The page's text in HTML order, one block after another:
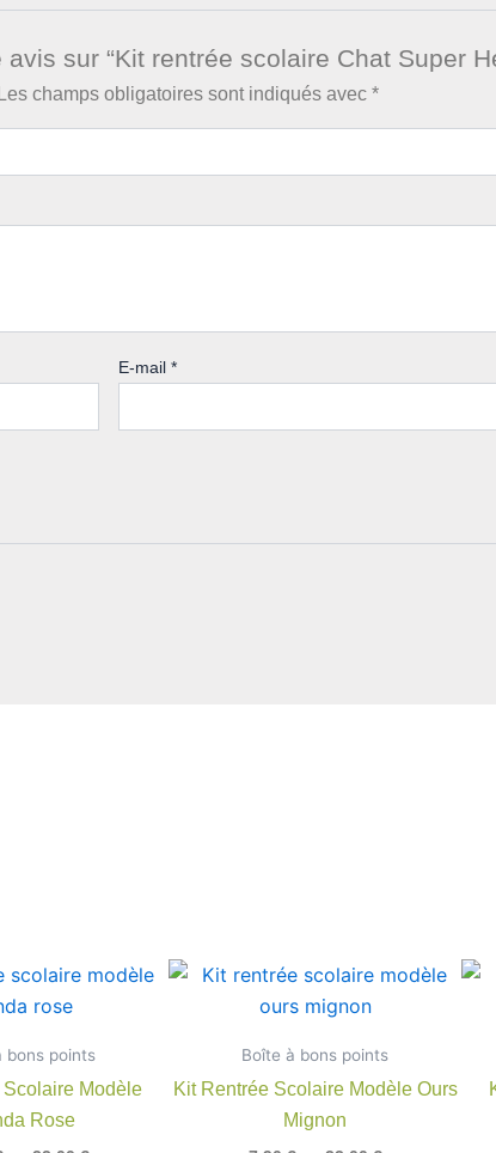
sur “Kit rentrée scolaire Chat Super
Les champs obligatoires sont indiqués avec *
E-mail *
bons points
Scolaire Modèle
Rose
Plage
à
22,00 €
Ce
variations.
Boîte à bons points
Kit Rentrée Scolaire Modèle Ours
Mignon
Plage
à
22,00 €
Ce